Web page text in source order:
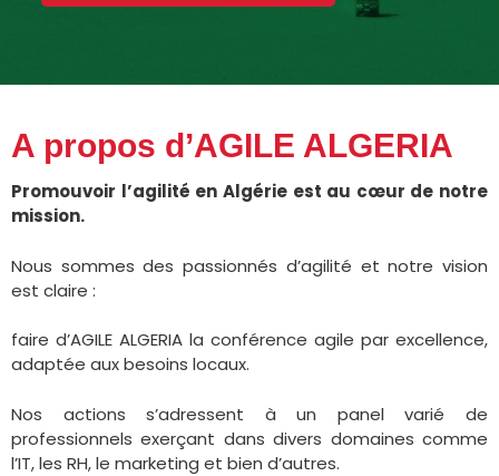
A propos d’AGILE ALGERIA
Promouvoir l’agilité en Algérie est au cœur de notre
mission.
Nous sommes des passionnés d’agilité et notre vision
est claire :
faire d’AGILE ALGERIA la conférence agile par excellence,
adaptée aux besoins locaux.
Nos actions s’adressent à un panel varié de
professionnels exerçant dans divers domaines comme
l’IT, les RH, le marketing et bien d’autres.